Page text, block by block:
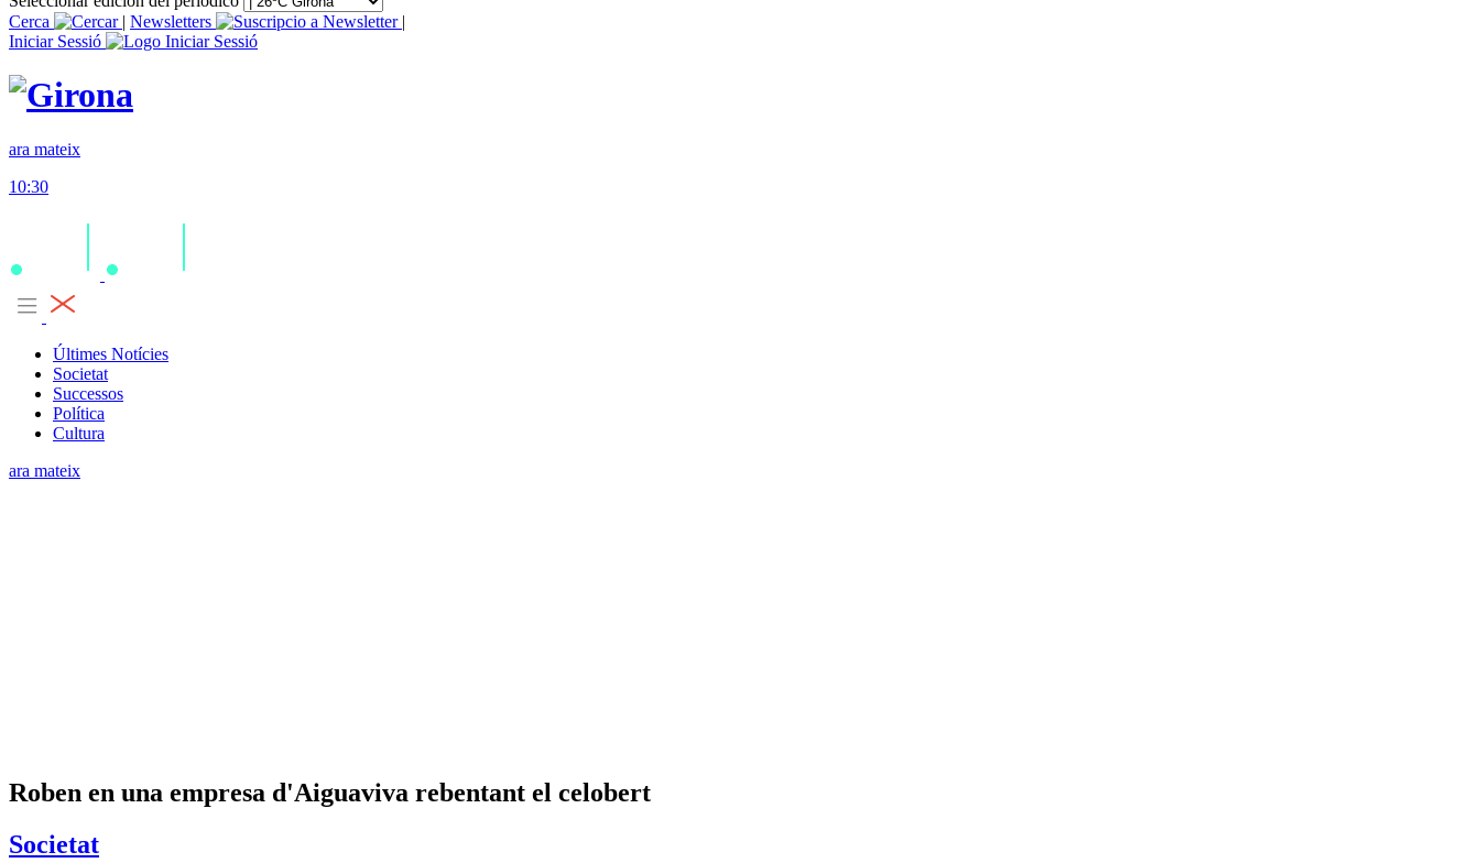
Cerca
| Newsletters
|
Iniciar Sessió
ara mateix
10:30
Últimes Notícies
Societat
Successos
Política
Cultura
ara mateix
Roben en una empresa d'Aiguaviva rebentant el celobert
Societat